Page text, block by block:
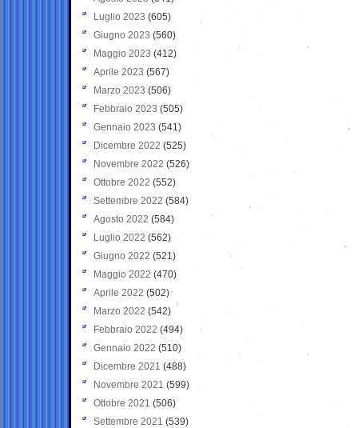
Luglio 2023 (605)
Giugno 2023 (560)
Maggio 2023 (412)
Aprile 2023 (567)
Marzo 2023 (506)
Febbraio 2023 (505)
Gennaio 2023 (541)
Dicembre 2022 (525)
Novembre 2022 (526)
Ottobre 2022 (552)
Settembre 2022 (584)
Agosto 2022 (584)
Luglio 2022 (562)
Giugno 2022 (521)
Maggio 2022 (470)
Aprile 2022 (502)
Marzo 2022 (542)
Febbraio 2022 (494)
Gennaio 2022 (510)
Dicembre 2021 (488)
Novembre 2021 (599)
Ottobre 2021 (506)
Settembre 2021 (539)